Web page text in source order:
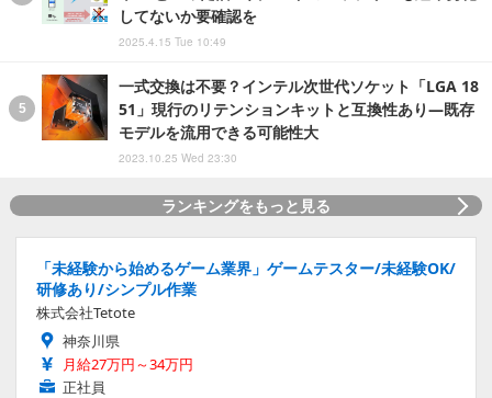
してないか要確認を
2025.4.15 Tue 10:49
一式交換は不要？インテル次世代ソケット「LGA 18
51」現行のリテンションキットと互換性あり―既存
モデルを流用できる可能性大
2023.10.25 Wed 23:30
ランキングをもっと見る
「未経験から始めるゲーム業界」ゲームテスター/未経験OK/
研修あり/シンプル作業
株式会社Tetote
神奈川県
月給27万円～34万円
正社員